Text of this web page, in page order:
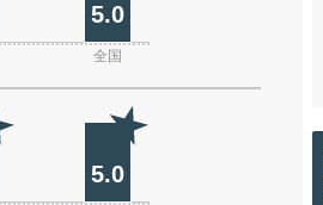
5.0
全国
5.0